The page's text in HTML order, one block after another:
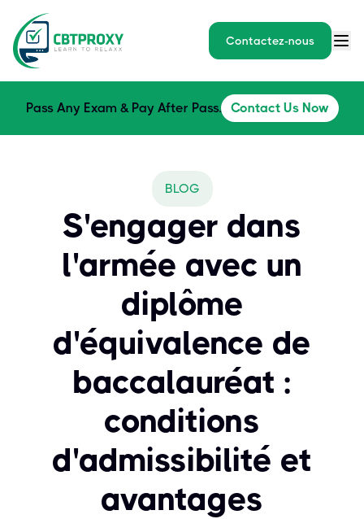
Contactez-nous
Pass Any Exam & Pay After Pass. Contact Us Now
BLOG
S'engager dans
l'armée avec un
diplôme
d'équivalence de
baccalauréat :
conditions
d'admissibilité et
avantages